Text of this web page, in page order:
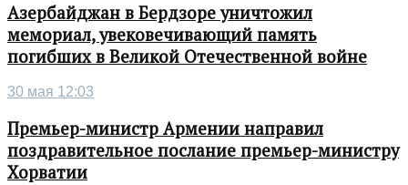
Азербайджан в Бердзоре уничтожил
мемориал, увековечивающий память
погибших в Великой Отечественной войне
30 мая 12:03
Премьер-министр Армении направил
поздравительное послание премьер-министру
Хорватии